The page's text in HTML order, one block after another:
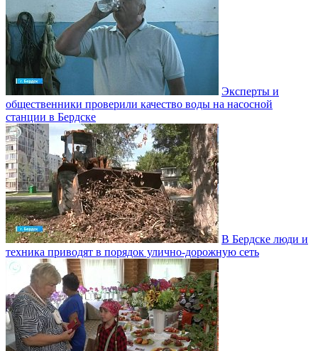
Эксперты и
общественники проверили качество воды на насосной
станции в Бердске
В Бердске люди и
техника приводят в порядок улично‑дорожную сеть